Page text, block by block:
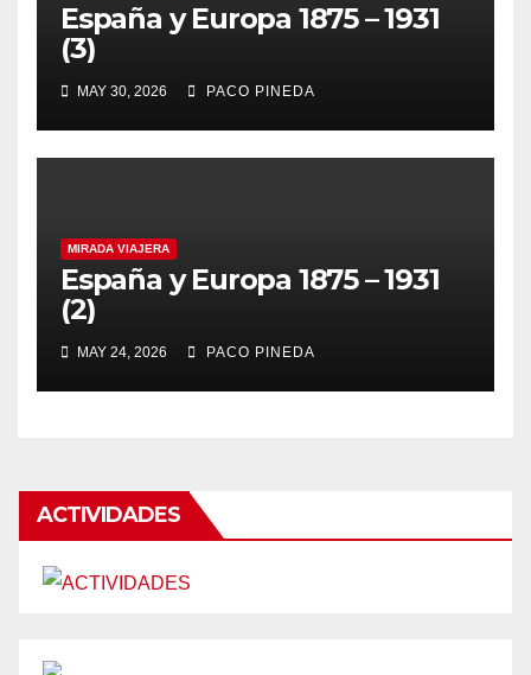
España y Europa 1875 – 1931
(3)
MAY 30, 2026 PACO PINEDA
MIRADA VIAJERA
España y Europa 1875 – 1931
(2)
MAY 24, 2026 PACO PINEDA
ACTIVIDADES